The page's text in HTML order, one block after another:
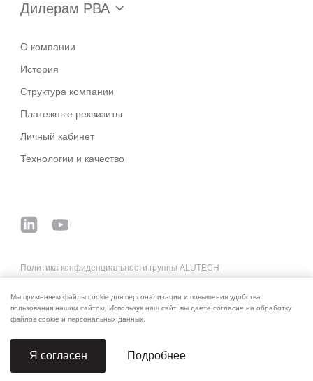
Дилерам РВА
О компании
История
Структура компании
Платежные реквизиты
Личный кабинет
Технологии и качество
Политика конфиденциальности группы ALUTECH
Реквизиты для оплаты
© 2006–2026 ALUTECH. Все права защищены
Мы применяем файлы cookie для персонализации и повышения удобства
пользования нашим сайтом. Используя наш сайт, вы даете согласие на обработку
файлов cookie и персональных данных.
Я согласен Подробнее